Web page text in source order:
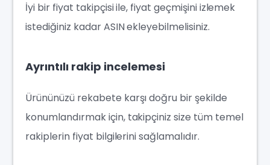
İyi bir fiyat takipçisi ile, fiyat geçmişini izlemek
istediğiniz kadar ASIN ekleyebilmelisiniz.
Ayrıntılı rakip incelemesi
Ürününüzü rekabete karşı doğru bir şekilde
konumlandırmak için, takipçiniz size tüm temel
rakiplerin fiyat bilgilerini sağlamalıdır.